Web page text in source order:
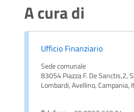
A cura di
Ufficio Finanziario
Sede comunale
83054 Piazza F. De Sanctis,2,
Lombardi, Avellino, Campania,